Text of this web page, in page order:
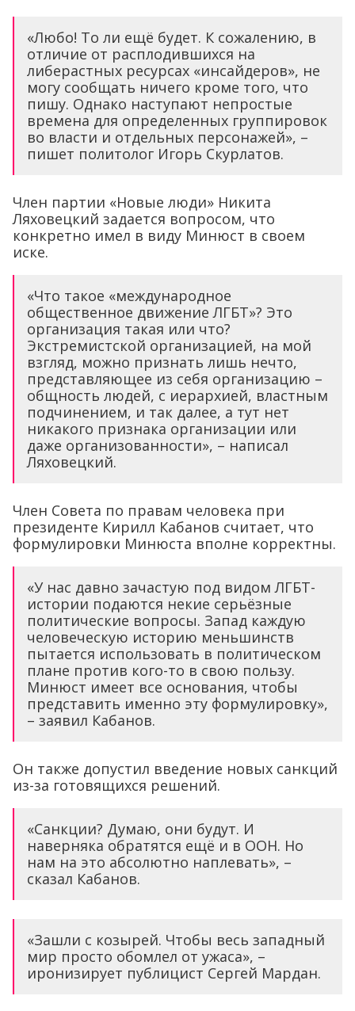
«Любо! То ли ещё будет. К сожалению, в
отличие от расплодившихся на
либерастных ресурсах «инсайдеров», не
могу сообщать ничего кроме того, что
пишу. Однако наступают непростые
времена для определенных группировок
во власти и отдельных персонажей», –
пишет политолог Игорь Скурлатов.
Член партии «Новые люди» Никита
Ляховецкий задается вопросом, что
конкретно имел в виду Минюст в своем
иске.
«Что такое «международное
общественное движение ЛГБТ»? Это
организация такая или что?
Экстремистской организацией, на мой
взгляд, можно признать лишь нечто,
представляющее из себя организацию –
общность людей, с иерархией, властным
подчинением, и так далее, а тут нет
никакого признака организации или
даже организованности», – написал
Ляховецкий.
Член Совета по правам человека при
президенте Кирилл Кабанов считает, что
формулировки Минюста вполне корректны.
«У нас давно зачастую под видом ЛГБТ-
истории подаются некие серьёзные
политические вопросы. Запад каждую
человеческую историю меньшинств
пытается использовать в политическом
плане против кого-то в свою пользу.
Минюст имеет все основания, чтобы
представить именно эту формулировку»,
– заявил Кабанов.
Он также допустил введение новых санкций
из-за готовящихся решений.
«Санкции? Думаю, они будут. И
наверняка обратятся ещё и в ООН. Но
нам на это абсолютно наплевать», –
сказал Кабанов.
«Зашли с козырей. Чтобы весь западный
мир просто обомлел от ужаса», –
иронизирует публицист Сергей Мардан.